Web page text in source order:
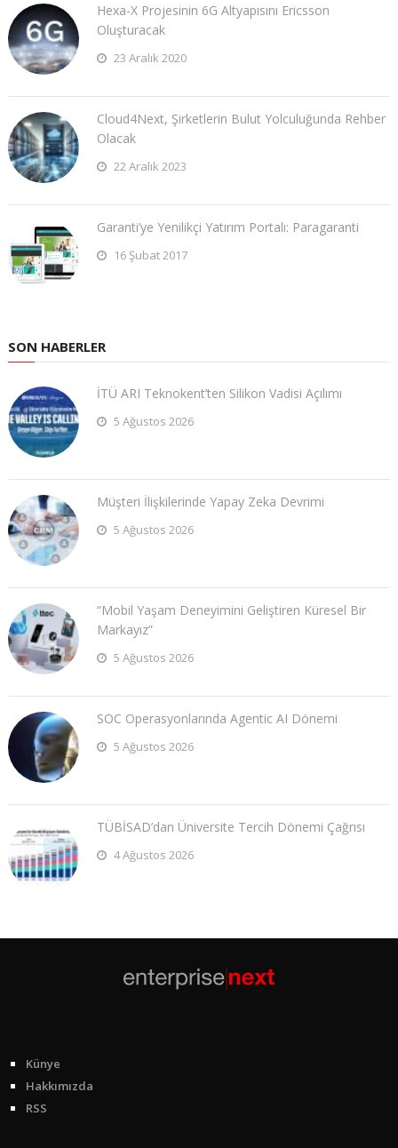
Hexa-X Projesinin 6G Altyapısını Ericsson
Oluşturacak
23 Aralık 2020
Cloud4Next, Şirketlerin Bulut Yolculuğunda Rehber
Olacak
22 Aralık 2023
Garanti’ye Yenilikçi Yatırım Portalı: Paragaranti
16 Şubat 2017
SON HABERLER
İTÜ ARI Teknokent’ten Silikon Vadisi Açılımı
5 Ağustos 2026
Müşteri İlişkilerinde Yapay Zeka Devrimi
5 Ağustos 2026
“Mobil Yaşam Deneyimini Geliştiren Küresel Bir
Markayız”
5 Ağustos 2026
SOC Operasyonlarında Agentic AI Dönemi
5 Ağustos 2026
TÜBİSAD’dan Üniversite Tercih Dönemi Çağrısı
4 Ağustos 2026
Künye
Hakkımızda
RSS